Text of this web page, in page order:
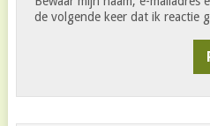
de volgende keer dat ik reactie